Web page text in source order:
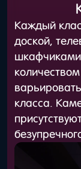
Каждый
доской,
класса.